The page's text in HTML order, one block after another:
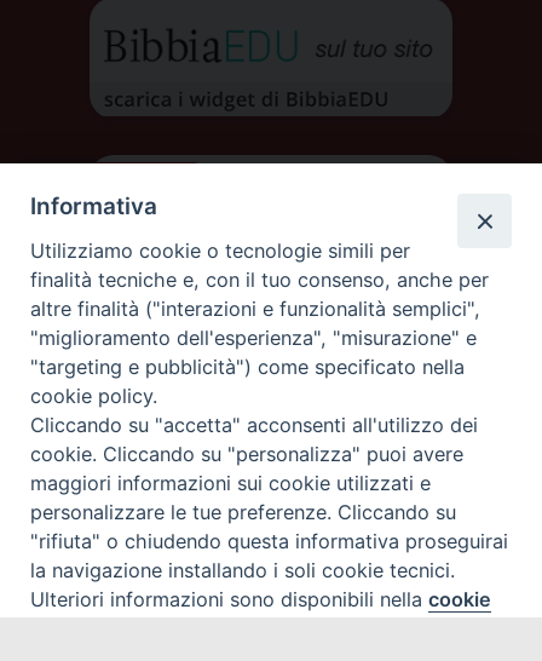
DIOCESI DI AOSTA
DIOCÈSE D'AOSTE
Rue Mgr de Sales 3/A 11100 Aosta
tel. 0165.238515 | fax: 0165.238517
Preferenze Cookie
Informativa
Utilizziamo cookie o tecnologie simili per
finalità tecniche e, con il tuo consenso, anche per
altre finalità ("interazioni e funzionalità semplici",
"miglioramento dell'esperienza", "misurazione" e
"targeting e pubblicità") come specificato nella
cookie policy.
Cliccando su "accetta" acconsenti all'utilizzo dei
cookie. Cliccando su "personalizza" puoi avere
maggiori informazioni sui cookie utilizzati e
personalizzare le tue preferenze. Cliccando su
"rifiuta" o chiudendo questa informativa proseguirai
la navigazione installando i soli cookie tecnici.
Ulteriori informazioni sono disponibili nellacookie